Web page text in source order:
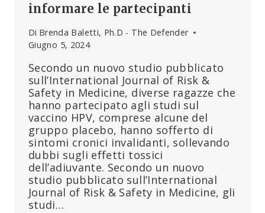
informare le partecipanti
Di Brenda Baletti, Ph.D - The Defender
Giugno 5, 2024
Secondo un nuovo studio pubblicato
sull’International Journal of Risk &
Safety in Medicine, diverse ragazze che
hanno partecipato agli studi sul
vaccino HPV, comprese alcune del
gruppo placebo, hanno sofferto di
sintomi cronici invalidanti, sollevando
dubbi sugli effetti tossici
dell’adiuvante. Secondo un nuovo
studio pubblicato sull’International
Journal of Risk & Safety in Medicine, gli
studi…